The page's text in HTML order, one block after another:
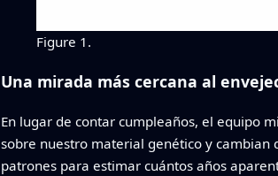
Figure 1.
Una mirada más cercana al
En lugar de contar cumpleaños, el equipo
sobre nuestro material genético y cambian
patrones para estimar cuántos años